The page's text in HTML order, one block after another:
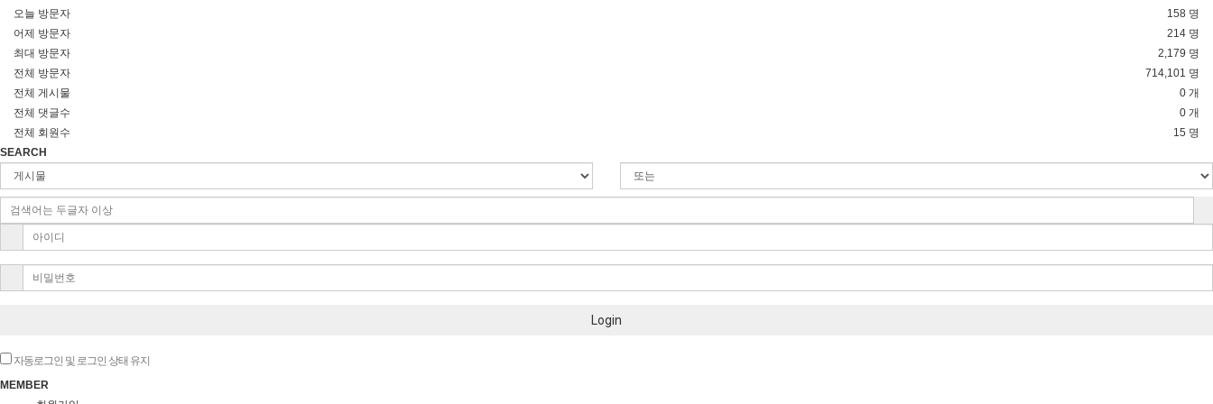
158 명
오늘 방문자
214 명
어제 방문자
2,179 명
최대 방문자
714,101 명
전체 방문자
0 개
전체 게시물
0 개
전체 댓글수
15 명
전체 회원수
SEARCH
Login
자동로그인 및 로그인 상태 유지
MEMBER